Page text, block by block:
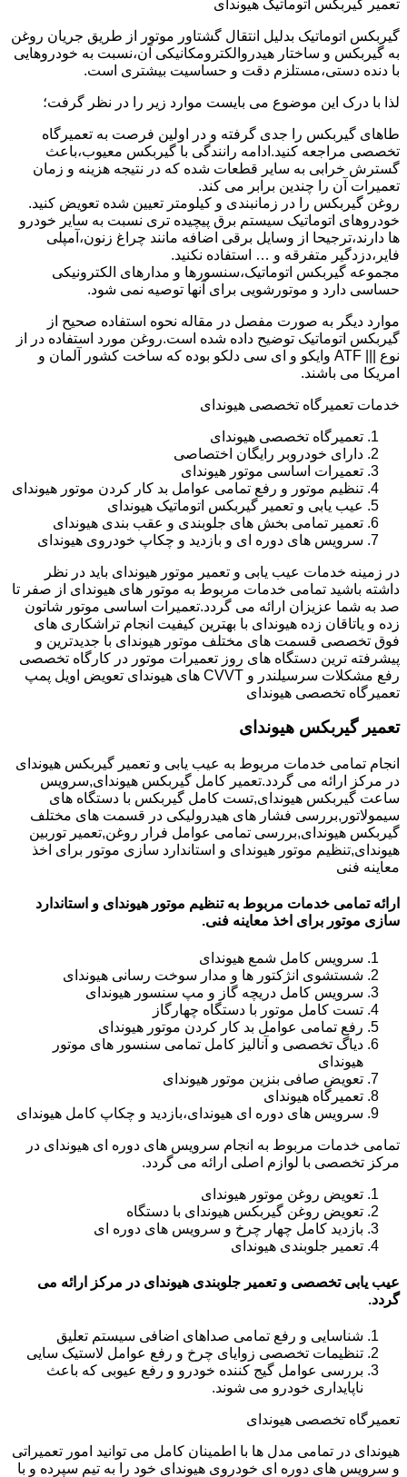
تعمیر گیربکس اتوماتیک هیوندای
گیربکس اتوماتیک بدلیل انتقال گشتاور موتور از طریق جریان روغن
به گیربکس و ساختار هیدروالکترومکانیکی آن،نسبت به خودروهایی
با دنده دستی،مستلزم دقت و حساسیت بیشتری است.
لذا با درک این موضوع می بایست موارد زیر را در نظر گرفت؛
طاهای گیربکس را جدی گرفته و در اولین فرصت به تعمیرگاه
تخصصی مراجعه کنید.ادامه رانندگی با گیربکس معیوب،باعث
گسترش خرابی به سایر قطعات شده که در نتیجه هزینه و زمان
تعمیرات آن را چندین برابر می کند.
روغن گیربکس را در زمانبندی و کیلومتر تعیین شده تعویض کنید.
خودروهای اتوماتیک سیستم برق پیچیده تری نسبت به سایر خودرو
ها دارند،ترجیحا از وسایل برقی اضافه مانند چراغ زنون،آمپلی
فایر،دزدگیر متفرقه و … استفاده نکنید.
مجموعه گیربکس اتوماتیک،سنسورها و مدارهای الکترونیکی
حساسی دارد و موتورشویی برای آنها توصیه نمی شود.
موارد دیگر به صورت مفصل در مقاله نحوه استفاده صحیح از
گیربکس اتوماتیک توضیح داده شده است.روغن مورد استفاده در از
نوع ||| ATF وایکو و ای سی دلکو بوده که ساخت کشور آلمان و
امریکا می باشند.
خدمات تعمیرگاه تخصصی هیوندای
تعمیرگاه تخصصی هیوندای
دارای خودروبر رایگان اختصاصی
تعمیرات اساسی موتور هیوندای
تنظیم موتور و رفع تمامی عوامل بد کار کردن موتور هیوندای
عیب یابی و تعمیر گیربکس اتوماتیک هیوندای
تعمیر تمامی بخش های جلوبندی و عقب بندی هیوندای
سرویس های دوره ای و بازدید و چکاپ خودروی هیوندای
در زمینه خدمات عیب یابی و تعمیر موتور هیوندای باید در نظر
داشته باشید تمامی خدمات مربوط به موتور های هیوندای از صفر تا
صد به شما عزیزان ارائه می گردد.تعمیرات اساسی موتور شاتون
زده و یاتاقان زده هیوندای با بهترین کیفیت انجام تراشکاری های
فوق تخصصی قسمت های مختلف موتور هیوندای با جدیدترین و
پیشرفته ترین دستگاه های روز تعمیرات موتور در کارگاه تخصصی
رفع مشکلات سرسیلندر و CVVT های هیوندای تعویض اویل پمپ
تعمیرگاه تخصصی هیوندای
تعمیر گیربکس هیوندای
انجام تمامی خدمات مربوط به عیب یابی و تعمیر گیربکس هیوندای
در مرکز ارائه می گردد.تعمیر کامل گیربکس هیوندای,سرویس
ساعت گیربکس هیوندای,تست کامل گیربکس با دستگاه های
سیمولاتور,بررسی فشار های هیدرولیکی در قسمت های مختلف
گیربکس هیوندای,بررسی تمامی عوامل فرار روغن,تعمیر توربین
هیوندای,تنظیم موتور هیوندای و استاندارد سازی موتور برای اخذ
معاینه فنی
ارائه تمامی خدمات مربوط به تنظیم موتور هیوندای و استاندارد
سازی موتور برای اخذ معاینه فنی.
سرویس کامل شمع هیوندای
شستشوی انژکتور ها و مدار سوخت رسانی هیوندای
سرویس کامل دریچه گاز و مپ سنسور هیوندای
تست کامل موتور با دستگاه چهارگاز
رفع تمامی عوامل بد کار کردن موتور هیوندای
دیاگ تخصصی و آنالیز کامل تمامی سنسور های موتور
هیوندای
تعویض صافی بنزین موتور هیوندای
تعمیرگاه هیوندای
سرویس های دوره ای هیوندای،بازدید و چکاپ کامل هیوندای
تمامی خدمات مربوط به انجام سرویس های دوره ای هیوندای در
مرکز تخصصی با لوازم اصلی ارائه می گردد.
تعویض روغن موتور هیوندای
تعویض روغن گیربکس هیوندای با دستگاه
بازدید کامل چهار چرخ و سرویس های دوره ای
تعمیر جلوبندی هیوندای
عیب یابی تخصصی و تعمیر جلوبندی هیوندای در مرکز ارائه می
گردد.
شناسایی و رفع تمامی صداهای اضافی سیستم تعلیق
تنظیمات تخصصی زوایای چرخ و رفع عوامل لاستیک سایی
بررسی عوامل گیج کننده خودرو و رفع عیوبی که باعث
ناپایداری خودرو می شوند.
تعمیرگاه تخصصی هیوندای
هیوندای در تمامی مدل ها با اطمینان کامل می توانید امور تعمیراتی
و سرویس های دوره ای خودروی هیوندای خود را به تیم سپرده و با